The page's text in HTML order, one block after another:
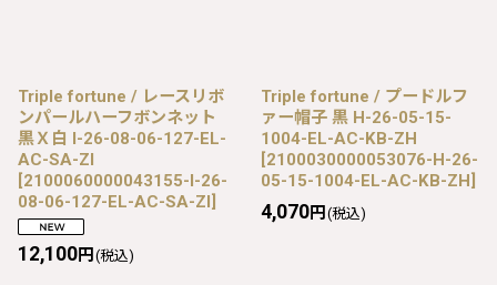
Triple fortune / レースリボ
ンパールハーフボンネット
黒Ｘ白 I-26-08-06-127-EL-
AC-SA-ZI
[2100060000043155-I-26-
08-06-127-EL-AC-SA-ZI]
12,100円 (税込)
Triple fortune / プードルフ
ァー帽子 黒 H-26-05-15-
1004-EL-AC-KB-ZH
[2100030000053076-H-26-
05-15-1004-EL-AC-KB-ZH]
4,070円 (税込)